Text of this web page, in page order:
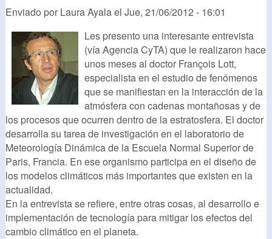
Enviado por Laura Ayalael Jue, 21/06/2012 - 16:01
Les presento una interesante entrevista
(vía Agencia CyTA) que le realizaron hace
unos meses al doctor François Lott,
especialista en el estudio de fenómenos
que se manifiestan en la interacción de la
atmósfera con cadenas montañosas y de
los procesos que ocurren dentro de la estratosfera. El doctor
desarrolla su tarea de investigación en el laboratorio de
Meteorología Dinámica de la Escuela Normal Superior de
Paris, Francia. En ese organismo participa en el diseño de
los modelos climáticos más importantes que existen en la
actualidad.
En la entrevista se refiere, entre otras cosas, al desarrollo e
implementación de tecnología para mitigar los efectos del
cambio climático en el planeta.